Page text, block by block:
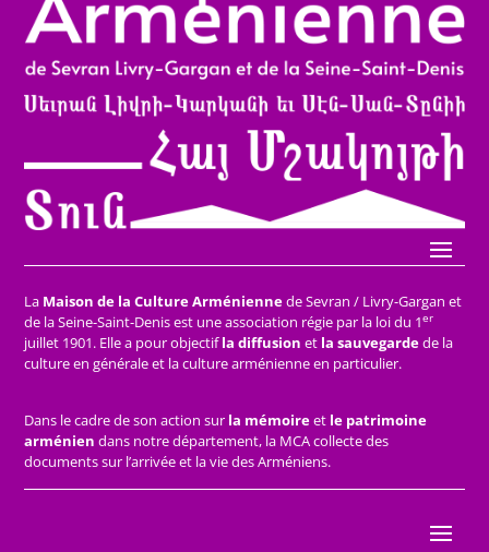
La Maison de la Culture Arméniennede Sevran / Livry-Gargan et
de la Seine-Saint-Denis est une association régie par la loi du 1er
juillet 1901. Elle a pour objectifla diffusion et la sauvegardede la
culture en générale et la culture arménienne en particulier.
Dans le cadre de son action sur la mémoireet le patrimoine
arménien dans notre département, la MCA collecte des
documents sur l’arrivée et la vie des Arméniens.